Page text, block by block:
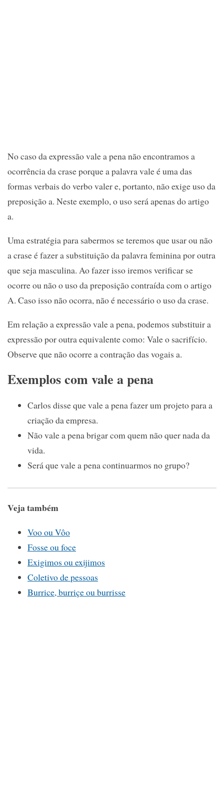
No caso da expressão vale a pena não encontramos a
ocorrência da crase porque a palavra vale é uma das
formas verbais do verbo valer e, portanto, não exige uso da
preposição a. Neste exemplo, o uso será apenas do artigo
a.
Uma estratégia para sabermos se teremos que usar ou não
a crase é fazer a substituição da palavra feminina por outra
que seja masculina. Ao fazer isso iremos verificar se
ocorre ou não o uso da preposição contraída com o artigo
A. Caso isso não ocorra, não é necessário o uso da crase.
Em relação a expressão vale a pena, podemos substituir a
expressão por outra equivalente como: Vale o sacrifício.
Observe que não ocorre a contração das vogais a.
Exemplos com vale a pena
Carlos disse que vale a pena fazer um projeto para a
criação da empresa.
Não vale a pena brigar com quem não quer nada da
vida.
Será que vale a pena continuarmos no grupo?
Veja também
Voo ou Vôo
Fosse ou foce
Exigimos ou exijimos
Coletivo de pessoas
Burrice, burriçe ou burrisse